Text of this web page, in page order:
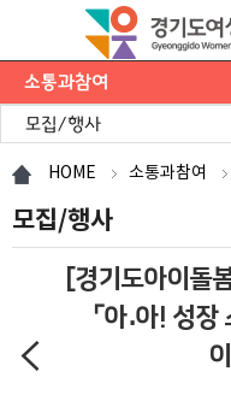
소통과참여
공지사항
채용공고
모집/행사
카드뉴스
언론보도
도민의 의견
재단 간행물
HOME 소통과참여
모집/행사
[경기도아이돌
⌜아․아! 성장